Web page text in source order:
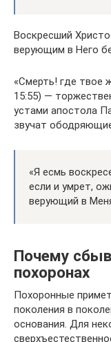
Воскресший
верующим в Него
«Смерть! где твое
15:55) —
устами апостола
звучат
«Я есмь
если и умрет,
верующий в
Почему
похоронах
Похоронные
поколения в
основания. Для